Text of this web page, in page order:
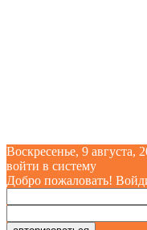
Воскресенье, 9 августа,
войти в систему
Добро пожаловать!